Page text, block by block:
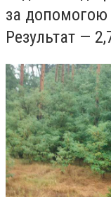
за допомогою
Результат —